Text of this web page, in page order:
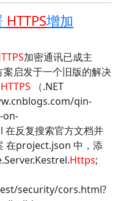
HTTPS增加
加密通讯已成主
启发于一个旧版的解决
HTTPS （.NET
qin-
-on-
反复搜索官方文档并
在project.json 中，添
Https;
security/cors.html?